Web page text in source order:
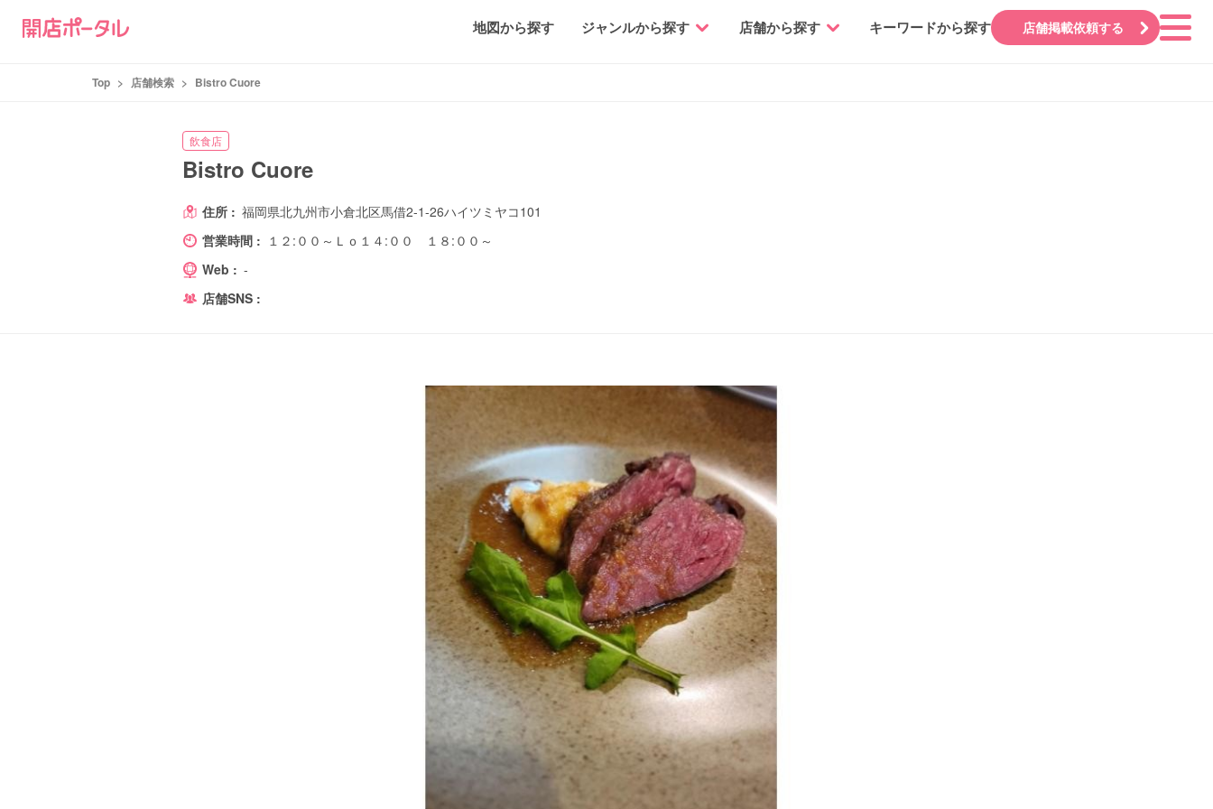
地図から探す ジャンルから探す 店舗から探す キーワードから探す 店舗掲載依頼する
Top > 店舗検索 > Bistro Cuore
飲食店
Bistro Cuore
住所 : 福岡県北九州市小倉北区馬借2-1-26ハイツミヤコ101
営業時間 : １２:００～Ｌｏ１４:００ １８:００～
Web : -
店舗SNS :